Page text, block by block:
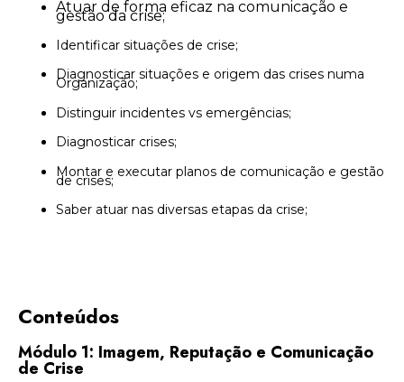
Atuar de forma eficaz na comunicação e
gestão da crise;
Identificar situações de crise;
Diagnosticar situações e origem das crises numa
Organização;
Distinguir incidentes vs emergências;
Diagnosticar crises;
Montar e executar planos de comunicação e gestão
de crises;
Saber atuar nas diversas etapas da crise;
Conteúdos
Módulo 1: Imagem, Reputação e Comunicação
de Crise